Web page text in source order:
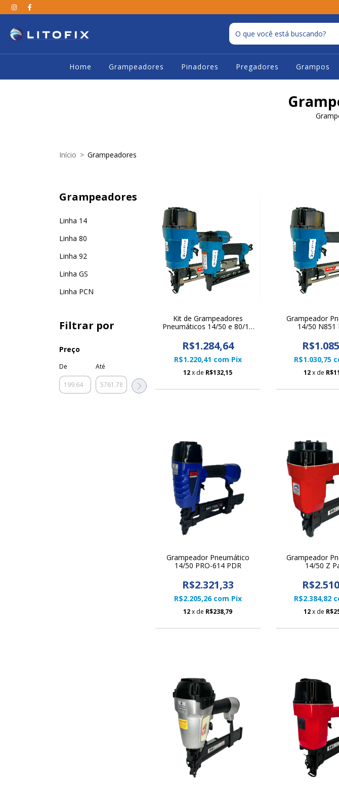
Home Grampeadores Pinadores Pregadores Grampos
Início > Grampeadores
Grampeadores
Linha 14
Linha 80
Linha 92
Linha GS
Linha PCN
Filtrar por
Preço
De Até
Kit de Grampeadores
Pneumáticos 14/50 e 80/16
R$1.284,64
R$1.220,41 com Pix
12x de R$132,15
Grampeador
14/50 N851
R$1.030,75
12x de
Grampeador Pneumático
14/50 PRO-614 PDR
R$2.321,33
R$2.205,26 com Pix
12x de R$238,79
Grampeador
14/50 Z
R$2.384,82
12x de